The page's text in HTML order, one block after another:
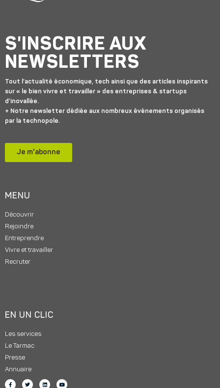
S'INSCRIRE AUX
NEWSLETTERS
Tout l’actualité économique, tech ainsi que des articles inspirants
sur « le bien vivre et travailler » des entreprises & startups
d’inovallée.
+ Notre newsletter dédiée aux nombreux événements organisés
par la technopole.
Je m'abonne
MENU
Découvrir
Rejoindre
Entreprendre
Vivre et travailler
Recruter
EN UN CLIC
Les services
Le Tarmac
Presse
Annuaire